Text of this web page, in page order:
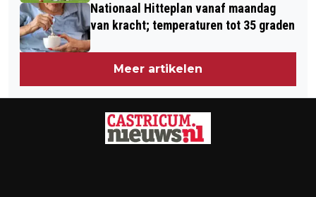
Nationaal Hitteplan vanaf maandag
van kracht; temperaturen tot 35 graden
Meer artikelen